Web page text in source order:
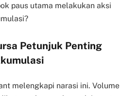
paus utama melakukan aksi
Petunjuk Penting
melengkapi narasi ini. Volume